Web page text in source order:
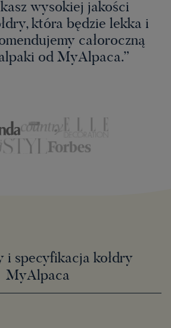
wysokiej jakości
która będzie lekka i
całoroczną
od MyAlpaca.”
i specyfikacja kołdry
MyAlpaca